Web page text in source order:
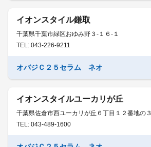
イオンスタイル鎌取
千葉県千葉市緑区おゆみ野３-１６-１
TEL: 043-226-9211
オバジＣ２５セラム ネオ
イオンスタイルユーカリが丘
千葉県佐倉市西ユーカリが丘６丁目１２番地の３
TEL: 043-489-1600